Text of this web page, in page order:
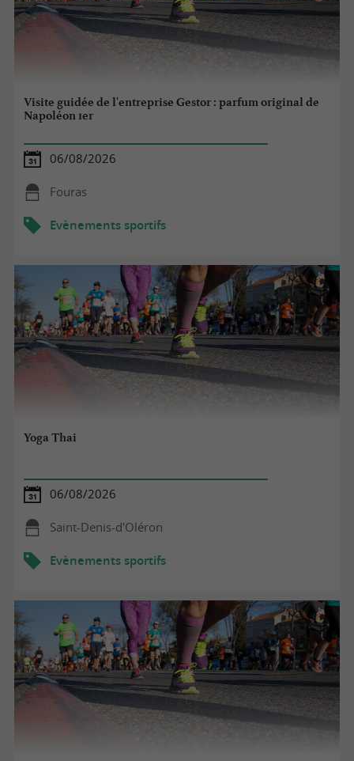
Visite guidée de l'entreprise Gestor : parfum original de
Napoléon 1er
06/08/2026
Fouras
Evènements sportifs
Yoga Thai
06/08/2026
Saint-Denis-d'Oléron
Evènements sportifs